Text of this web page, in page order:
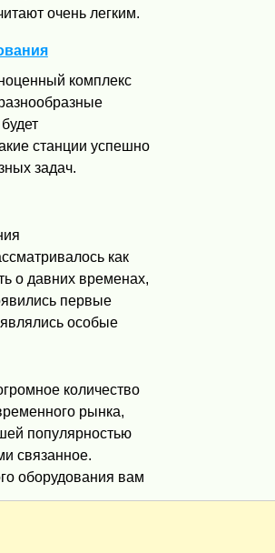
очень легким.
комплекс
станции успешно
задач.
как
о давних временах,
первые
особые
количество
рынка,
популярностью
связанное.
оборудования вам